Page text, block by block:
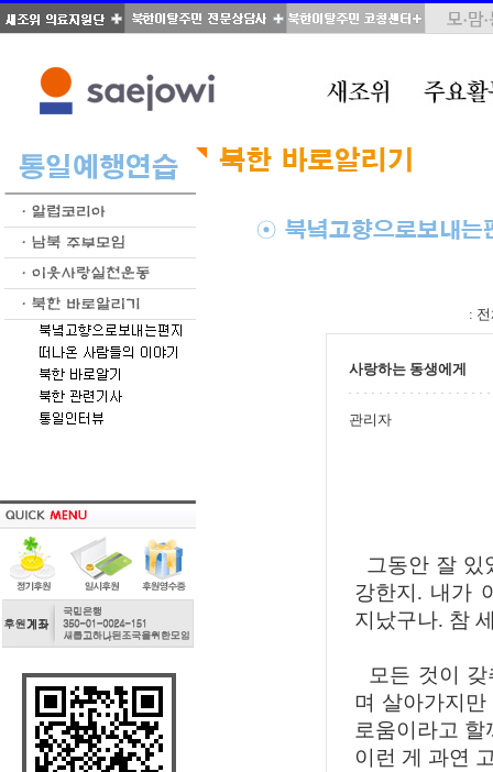
:
사랑하는 동생에게
관리자
그동안 잘 있
강한지. 내가
지났구나. 참
모든 것이 갖
며 살아가지
로움이라고
이런 게 과연